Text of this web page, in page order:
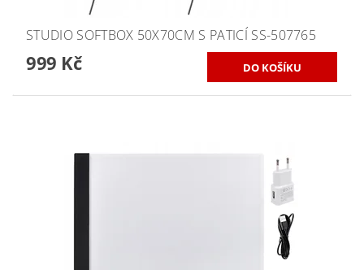
STUDIO SOFTBOX 50X70CM S PATICÍ SS-507765
999 Kč